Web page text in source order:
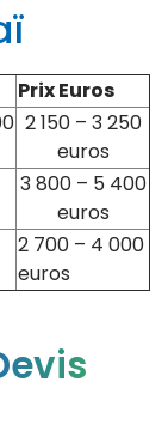
Prix Euros
2 150 – 3 250
euros
3 800 – 5 400
euros
2 700 – 4 000
euros